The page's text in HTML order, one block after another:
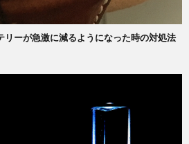
ーが急激に減るようになった時の対処法